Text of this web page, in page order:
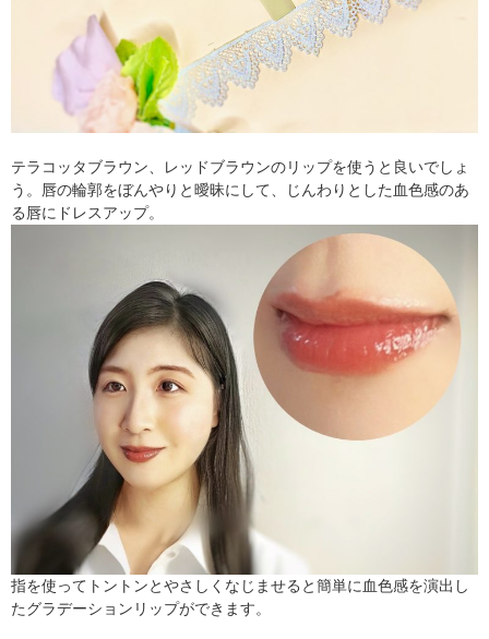
テラコッタブラウン、レッドブラウンのリップを使うと良いでしょ
う。唇の輪郭をぼんやりと曖昧にして、じんわりとした血色感のあ
る唇にドレスアップ。
指を使ってトントンとやさしくなじませると簡単に血色感を演出し
たグラデーションリップができます。